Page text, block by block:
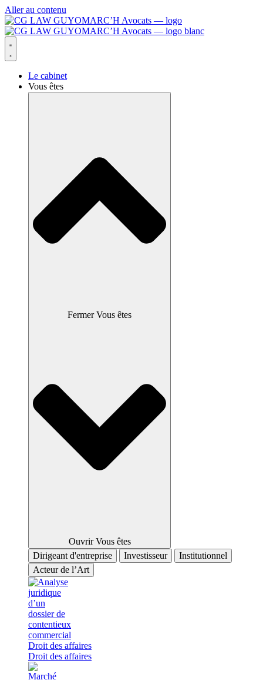
Aller au contenu
Le cabinet
Vous êtes
Fermer Vous êtes
Ouvrir Vous êtes
Dirigeant d'entreprise
Investisseur
Institutionnel
Acteur de l’Art
Droit des affaires
Droit des affaires